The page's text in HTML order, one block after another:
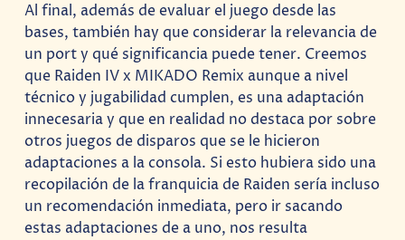
Al final, además de evaluar el juego desde las
bases, también hay que considerar la relevancia de
un port y qué significancia puede tener. Creemos
que Raiden IV x MIKADO Remix aunque a nivel
técnico y jugabilidad cumplen, es una adaptación
innecesaria y que en realidad no destaca por sobre
otros juegos de disparos que se le hicieron
adaptaciones a la consola. Si esto hubiera sido una
recopilación de la franquicia de Raiden sería incluso
un recomendación inmediata, pero ir sacando
estas adaptaciones de a uno, nos resulta